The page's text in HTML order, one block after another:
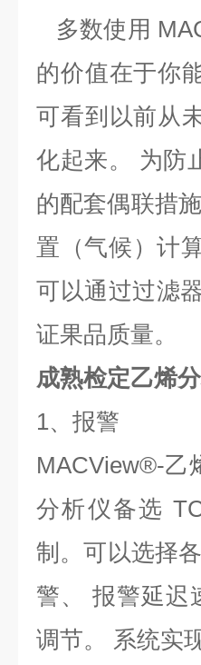
多数使用
的价值在于你
可看到以前从
化起来。 为防
的配套偶联措
置（气候）计
可以通过过滤
证果品质量。
成熟检定乙烯
1、报警
MACView®-乙
分析仪备选
制。可以选择
警、 报警延迟
调节。 系统实